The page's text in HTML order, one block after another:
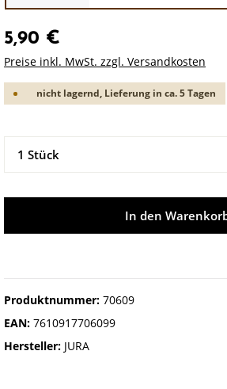
5,90 €
Preise inkl. MwSt. zzgl. Versandkosten
nicht lagernd, Lieferung in ca. 5 Tagen
Produkt Anzahl: Gib den
In den
Produktnummer: 70609
EAN: 7610917706099
Hersteller: JURA